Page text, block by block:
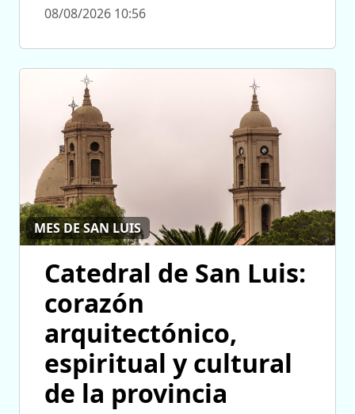
08/08/2026 10:56
MES DE SAN LUIS
Catedral de San Luis:
corazón
arquitectónico,
espiritual y cultural
de la provincia